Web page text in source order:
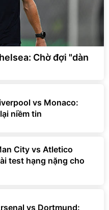
Chờ đợi "dàn
vs Monaco:
niềm tin
City vs Atletico
test hạng nặng cho
vs Dortmund: